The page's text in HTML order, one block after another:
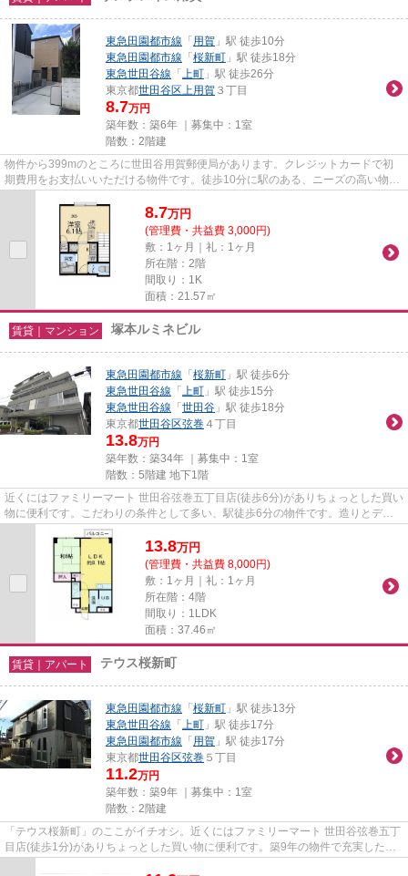
東急田園都市線 「用賀 」駅 徒歩10分
東急田園都市線 「桜新町 」駅 徒歩18分
東急世田谷線 「 上町 」駅 徒歩26分
東京都世田谷区 上用賀 ３丁目
8.7万円
築年数：築6年 ｜募集中： 1室
階数：2階建
物件から399mのところに世田谷用賀郵便局があります。クレジットカードで初
期費用をお支払いいただける物件です。徒歩10分に駅のある、ニーズの高い物件
です。令和2年築の物件です。ハ...
8.7万円
(管理費・共益費 3,000円)
敷：1ヶ月｜礼：1ヶ月
所在階：2階
間取り：1K
面積：21.57㎡
賃貸｜マンション 塚本ルミネビル
東急田園都市線 「桜新町 」駅 徒歩6分
東急世田谷線 「 上町 」駅 徒歩15分
東急世田谷線 「世田谷 」駅 徒歩18分
東京都世田谷区弦巻 ４丁目
13.8万円
築年数：築34年 ｜募集中： 1室
階数：5階建 地下1階
近くにはファミリーマート 世田谷弦巻五丁目店(徒歩6分)がありちょっとした買い
物に便利です。こだわりの条件として多い、駅徒歩6分の物件です。造りとデザ
インに関して、自信をもって...
13.8万円
(管理費・共益費 8,000円)
敷：1ヶ月｜礼：1ヶ月
所在階：4階
間取り：1LDK
面積：37.46㎡
賃貸｜アパート テウス桜新町
東急田園都市線 「桜新町 」駅 徒歩13分
東急世田谷線 「 上町 」駅 徒歩17分
東急田園都市線 「用賀 」駅 徒歩17分
東京都世田谷区弦巻 ５丁目
11.2万円
築年数：築9年 ｜募集中： 1室
階数：2階建
「テウス桜新町」のここがイチオシ。近くにはファミリーマート 世田谷弦巻五丁
目店(徒歩1分)がありちょっとした買い物に便利です。築9年の物件で充実した毎
日を過ごしませんか。こちら...